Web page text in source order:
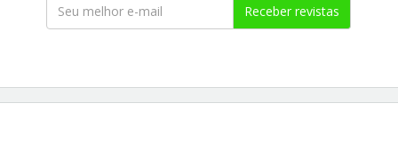
Receber revistas